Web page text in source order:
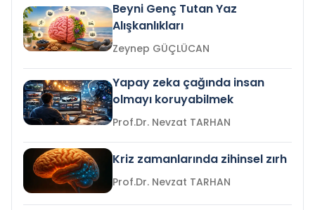
Beyni Genç Tutan Yaz
Alışkanlıkları
Zeynep GÜÇLÜCAN
Yapay zeka çağında insan
olmayı koruyabilmek
Prof.Dr. Nevzat TARHAN
Kriz zamanlarında zihinsel zırh
Prof.Dr. Nevzat TARHAN